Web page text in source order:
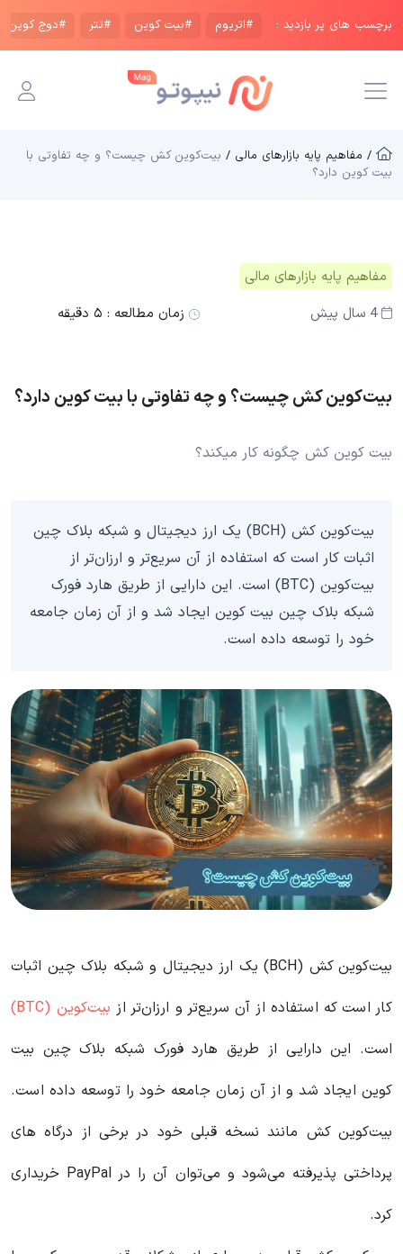
برچسب های پر بازدید : #اتریوم #بیت کوین #تتر #دوج کوین
/ مفاهیم پایه بازار‌های مالی / بیت‌کوین کش چیست؟ و چه تفاوتی با
بیت کوین دارد؟
مفاهیم پایه بازار‌های مالی
4 سال پیش
زمان مطالعه : ۵ دقیقه
بیت‌کوین کش چیست؟ و چه تفاوتی با بیت کوین دارد؟
بیت کوین کش چگونه کار میکند؟
بیت‌کوین کش (BCH) یک ارز دیجیتال و شبکه بلاک چین
اثبات کار است که استفاده از آن سریع‌تر و ارزان‌تر از
بیت‌کوین (BTC) است. این دارایی از طریق هارد فورک
شبکه بلاک چین بیت کوین ایجاد شد و از آن زمان جامعه
خود را توسعه داده است.
بیت‌کوین کش (BCH) یک ارز دیجیتال و شبکه بلاک چین اثبات
کار است که استفاده از آن سریع‌تر و ارزان‌تر از بیت‌کوین (BTC)
است. این دارایی از طریق هارد فورک شبکه بلاک چین بیت
کوین ایجاد شد و از آن زمان جامعه خود را توسعه داده است.
بیت‌کوین کش مانند نسخه قبلی خود در برخی از درگاه های
پرداختی پذیرفته می‌شود و می‌توان آن را در PayPal خریداری
کرد.